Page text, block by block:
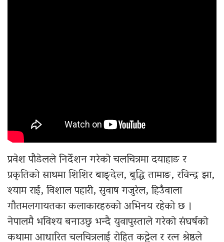
प्रवेश पौडेलले निर्देशन गरेको चलचित्रमा दयाहाङ र
प्रकृतिको साथमा शिशिर बाङ्देल, बुद्धि तामाङ, रविन्द्र झा,
श्याम राई, विशाल पहारी, सुवाष गजुरेल, हिउँवाला
गौतमलगायतका कलाकारहरुको अभिनय रहेको छ ।
नेपालमै भविश्य बनाउछु भन्दै युवापुस्ताले गरेको संघर्षको
कथामा आधारित चलचित्रलाई रोहित कट्टेल र रत्न श्रेष्ठले